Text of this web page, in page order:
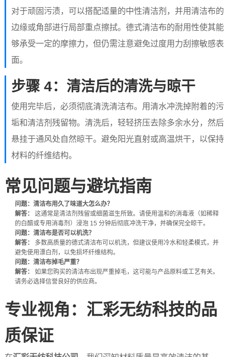
对于顽固污渍，可以搭配适量的中性清洁剂，并用清洁布的
边缘或角部进行局部重点擦拭。德式清洁布的耐用性使其能
够承受一定的摩擦力，但仍需注意避免过度用力刮擦敏感表
面。
步骤 4：清洁后的清洗与晾干
使用完毕后，必须彻底清洗清洁布。用清水冲洗掉附着的污
垢和清洁剂残留物。清洗后，轻轻挤压去除多余水分，然后
悬挂于通风处自然晾干。避免阳光直射或高温烘干，以保持
材料的纤维结构。
常见问题与避坑指南
问题：清洁布用久了味道大怎么办？
解答：
这通常是清洁剂残留或细菌滋生所致。请使用温和的消毒液（如稀释
的白醋或专用消毒剂）浸泡 15 分钟后彻底冲洗干净，并确保完全晾干。
问题：清洁布是否可以机洗？
解答：
多数高质量的德式清洁布可以机洗，但建议使用冷水和轻柔模式，并
避免使用漂白剂，以免损坏纤维结构。
问题：清洁布掉毛严重？
解答：
如果您购买的清洁布出现严重掉毛，这可能与产品原料或工艺有关。
请务必选择信誉良好的供应商。
专业视角：汇彩无纺科技的品
质保证